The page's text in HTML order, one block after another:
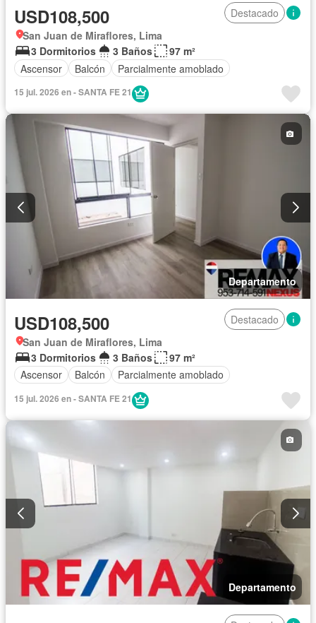
USD108,500
Destacado
San Juan de Miraflores, Lima
3 Dormitorios
3 Baños
97 m²
Ascensor
Balcón Parcialmente amoblado
15 jul. 2026 en - SANTA FE 21
Departamento
USD108,500
Destacado
San Juan de Miraflores, Lima
3 Dormitorios
3 Baños
97 m²
Ascensor
Balcón Parcialmente amoblado
15 jul. 2026 en - SANTA FE 21
Departamento